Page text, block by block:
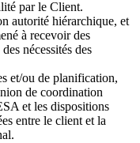
par le Client.
autorité hiérarchique, et
à recevoir des
nécessités des
et/ou de planification,
de coordination
et les dispositions
entre le client et la